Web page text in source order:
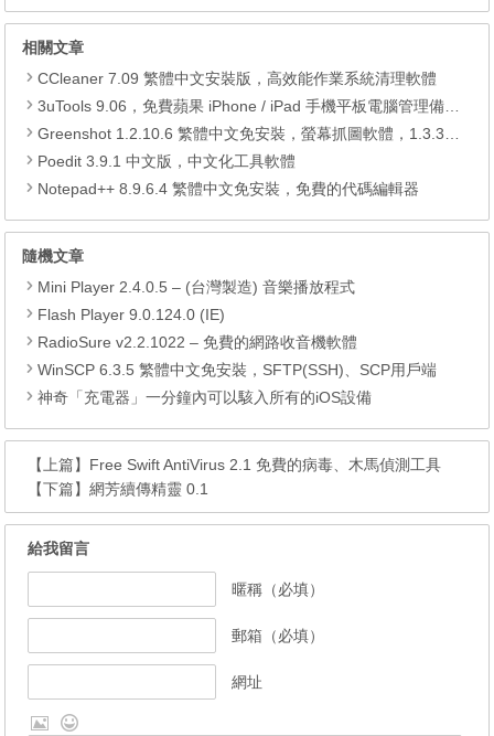
相關文章
CCleaner 7.09 繁體中文安裝版，高效能作業系統清理軟體
3uTools 9.06，免費蘋果 iPhone / iPad 手機平板電腦管理備份還原軟體
Greenshot 1.2.10.6 繁體中文免安裝，螢幕抓圖軟體，1.3.315 安裝版
Poedit 3.9.1 中文版，中文化工具軟體
Notepad++ 8.9.6.4 繁體中文免安裝，免費的代碼編輯器
隨機文章
Mini Player 2.4.0.5 – (台灣製造) 音樂播放程式
Flash Player 9.0.124.0 (IE)
RadioSure v2.2.1022 – 免費的網路收音機軟體
WinSCP 6.3.5 繁體中文免安裝，SFTP(SSH)、SCP用戶端
神奇「充電器」一分鐘內可以駭入所有的iOS設備
【上篇】 Free Swift AntiVirus 2.1 免費的病毒、木馬偵測工具
【下篇】網芳續傳精靈 0.1
給我留言
暱稱（必填）
郵箱（必填）
網址